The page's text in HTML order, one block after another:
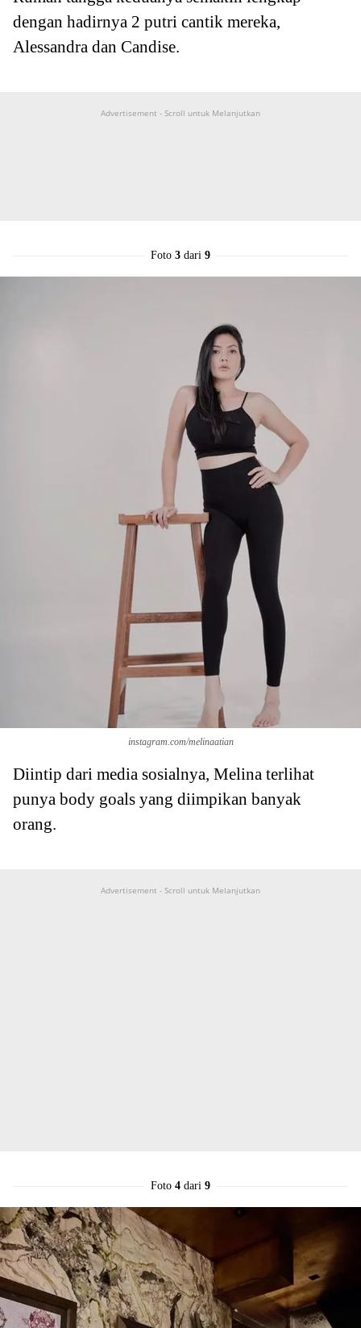
dengan hadirnya 2 putri cantik mereka,
Alessandra dan Candise.
Advertisement - Scroll untuk Melanjutkan
Foto 3 dari 9
instagram.com/melinaatian
Diintip dari media sosialnya, Melina terlihat
punya body goals yang diimpikan banyak
orang.
Advertisement - Scroll untuk Melanjutkan
Foto 4 dari 9